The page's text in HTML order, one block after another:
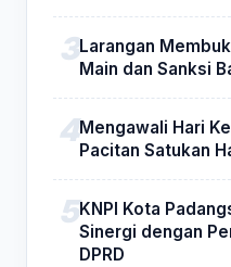
Larangan
Main dan Sanksi
Mengawali Hari
Pacitan Satukan
KNPI Kota
Sinergi dengan
DPRD